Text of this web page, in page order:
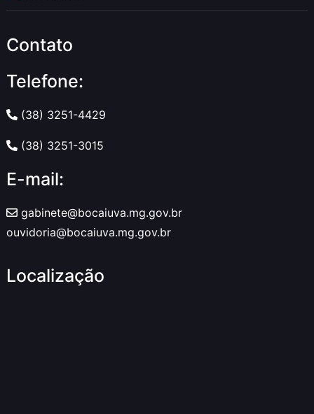
Contato
Telefone:
(38) 3251-4429
(38) 3251-3015
E-mail:
gabinete@bocaiuva.mg.gov.br
ouvidoria@bocaiuva.mg.gov.br
Localização